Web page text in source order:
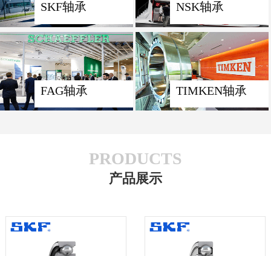
SKF轴承 NSK轴承
FAG轴承 TIMKEN轴承
PRODUCTS
产品展示